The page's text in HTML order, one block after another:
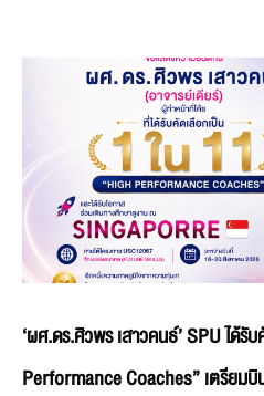
‘ผศ.ดร.ศิวพร เสาวคนธ์’ SPU ได้รั
Performance Coaches” เตรีย